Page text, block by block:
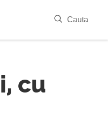
Cauta
cu